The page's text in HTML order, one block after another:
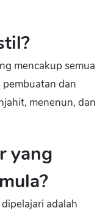
mencakup semua
dan
menenun, dan
yang
adalah